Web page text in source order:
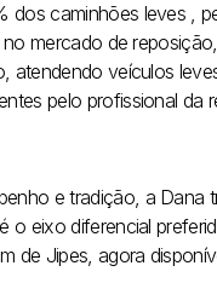
dos caminhões leves ,
mercado de
atendendo veículos
pelo profissional da
e tradição, a Dana
o eixo diferencial
de Jipes, agora